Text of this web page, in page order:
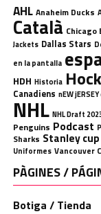
AHL Anaheim Ducks
Català Chicago
Jackets Dallas Stars
en la pantalla
HDH Historia
Canadiens nEW
NHL NHL Draft
Penguins Podcast
Sharks Stanley cup
Uniformes Vancouver
PÀGINES /
Botiga / Tienda